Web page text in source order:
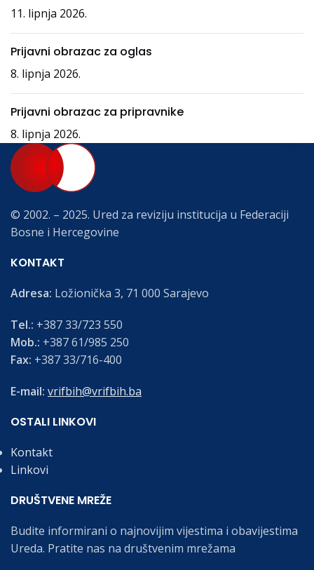
11. lipnja 2026.
Prijavni obrazac za oglas
8. lipnja 2026.
Prijavni obrazac za pripravnike
8. lipnja 2026.
© 2002. – 2025. Ured za reviziju institucija u Federaciji
Bosne i Hercegovine
KONTAKT
Adresa: Ložionička 3, 71 000 Sarajevo
Tel.: +387 33/723 550
Mob.: +387 61/985 250
Fax: +387 33/716-400
E-mail: vrifbih@vrifbih.ba
OSTALI LINKOVI
Kontakt
Linkovi
DRUŠTVENE MREŽE
Budite informirani o najnovijim vijestima i obavijestima
Ureda. Pratite nas na društvenim mrežama